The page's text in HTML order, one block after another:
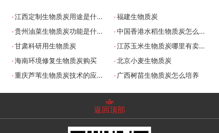
.江西定制生物质炭用途是什么 .福建生物质炭
.贵州油菜生物质炭功能是什么 .中国香港水稻生物质炭怎么培养
.甘肃科研用生物质炭 .江苏玉米生物质炭哪里有卖的
.海南环境修复生物质炭购买 .北京小麦生物质炭
.重庆芦苇生物质炭技术的应用 . 广西树苗生物质炭怎么培养
返回顶部